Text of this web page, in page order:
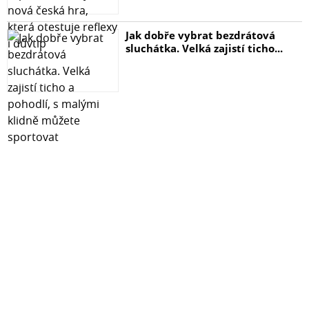
Jak dobře vybrat bezdrátová
sluchátka. Velká zajistí ticho...